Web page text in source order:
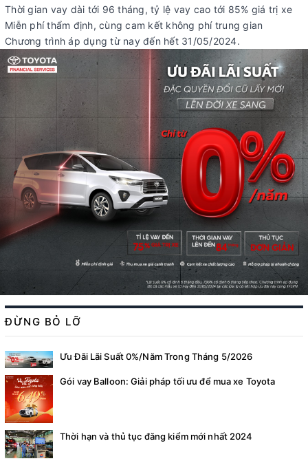
Thời gian vay dài tới 96 tháng, tỷ lệ vay cao tới 85% giá trị xe
Miễn phí thẩm định, cùng cam kết không phí trung gian
Chương trình áp dụng từ nay đến hết 31/05/2024.
ĐỪNG BỎ LỠ
Ưu Đãi Lãi Suất 0%/Năm Trong Tháng 5/2026
Gói vay Balloon: Giải pháp tối ưu để mua xe Toyota
Thời hạn và thủ tục đăng kiểm mới nhất 2024